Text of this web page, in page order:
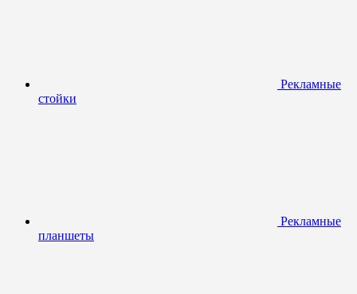
Рекламные
стойки
Рекламные
планшеты